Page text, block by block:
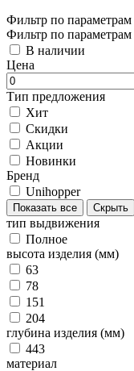
Фильтр по параметрам
Фильтр по параметрам
В наличии
Цена
Тип предложения
Хит
Скидки
Акции
Новинки
Бренд
Unihopper
Показать все Скрыть
тип выдвижения
Полное
высота изделия (мм)
63
78
151
204
глубина изделия (мм)
443
материал